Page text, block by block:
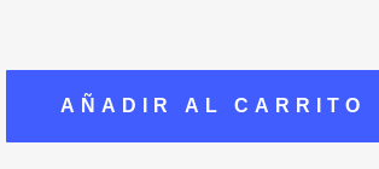
AÑADIR AL CARRITO